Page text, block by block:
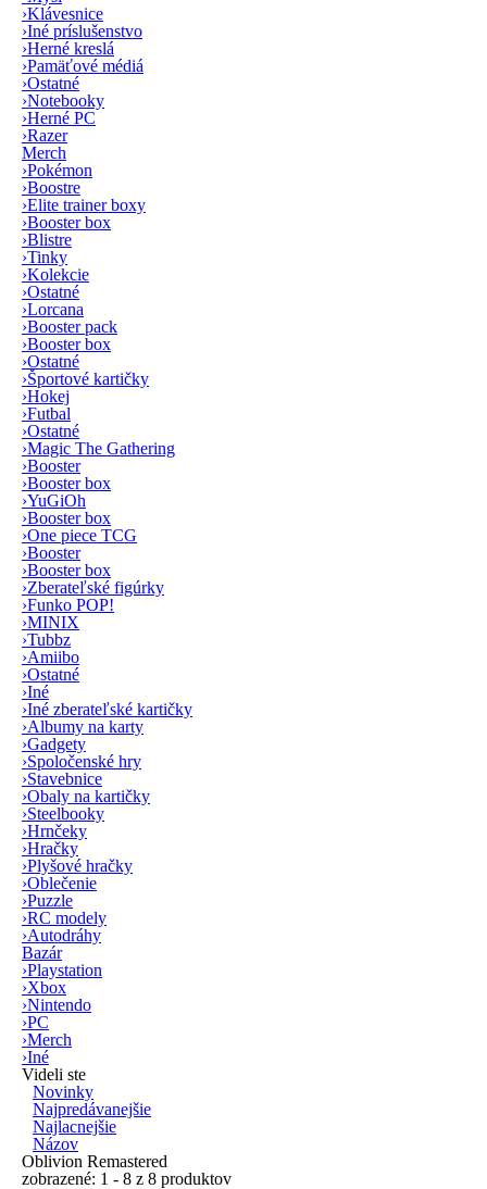
›Klávesnice
›Iné príslušenstvo
›Herné kreslá
›Pamäťové médiá
›Ostatné
›Notebooky
›Herné PC
›Razer
Merch
›Pokémon
›Boostre
›Elite trainer boxy
›Booster box
›Blistre
›Tinky
›Kolekcie
›Ostatné
›Lorcana
›Booster pack
›Booster box
›Ostatné
›Športové kartičky
›Hokej
›Futbal
›Ostatné
›Magic The Gathering
›Booster
›Booster box
›YuGiOh
›Booster box
›One piece TCG
›Booster
›Booster box
›Zberateľské figúrky
›Funko POP!
›MINIX
›Tubbz
›Amiibo
›Ostatné
›Iné
›Iné zberateľské kartičky
›Albumy na karty
›Gadgety
›Spoločenské hry
›Stavebnice
›Obaly na kartičky
›Steelbooky
›Hrnčeky
›Hračky
›Plyšové hračky
›Oblečenie
›Puzzle
›RC modely
›Autodráhy
Bazár
›Playstation
›Xbox
›Nintendo
›PC
›Merch
›Iné
Videli ste
Novinky
Najpredávanejšie
Najlacnejšie
Názov
Oblivion Remastered
zobrazené: 1 - 8 z 8 produktov